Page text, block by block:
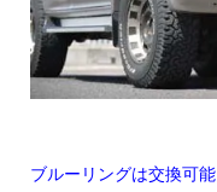
ブルーリングは交換可能